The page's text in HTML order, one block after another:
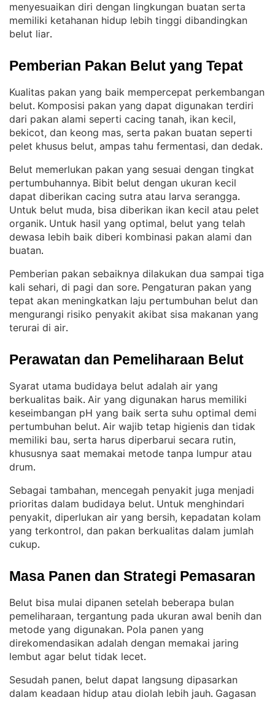
menyesuaikan diri dengan lingkungan buatan serta
memiliki ketahanan hidup lebih tinggi dibandingkan
belut liar.
Pemberian Pakan Belut yang Tepat
Kualitas pakan yang baik mempercepat perkembangan
belut. Komposisi pakan yang dapat digunakan terdiri
dari pakan alami seperti cacing tanah, ikan kecil,
bekicot, dan keong mas, serta pakan buatan seperti
pelet khusus belut, ampas tahu fermentasi, dan dedak.
Belut memerlukan pakan yang sesuai dengan tingkat
pertumbuhannya. Bibit belut dengan ukuran kecil
dapat diberikan cacing sutra atau larva serangga
Untuk belut muda, bisa diberikan ikan kecil atau pelet
organik. Untuk hasil yang optimal, belut yang telah
dewasa lebih baik diberi kombinasi pakan alami dan
buatan.
Pemberian pakan sebaiknya dilakukan dua sampai tiga
kali sehari, di pagi dan sore. Pengaturan pakan yang
tepat akan meningkatkan laju pertumbuhan belut dan
mengurangi risiko penyakit akibat sisa makanan yang
terurai di air.
Perawatan dan Pemeliharaan Belut
Syarat utama budidaya belut adalah air yang
berkualitas baik. Air yang digunakan harus memiliki
keseimbangan pH yang baik serta suhu optimal demi
pertumbuhan belut. Air wajib tetap higienis dan tidak
memiliki bau, serta harus diperbarui secara rutin,
khususnya saat memakai metode tanpa lumpur atau
drum.
Sebagai tambahan, mencegah penyakit juga menjadi
prioritas dalam budidaya belut. Untuk menghindari
penyakit, diperlukan air yang bersih, kepadatan kolam
yang terkontrol, dan pakan berkualitas dalam jumlah
cukup.
Masa Panen dan Strategi Pemasaran
Belut bisa mulai dipanen setelah beberapa bulan
pemeliharaan, tergantung pada ukuran awal benih dan
metode yang digunakan. Pola panen yang
direkomendasikan adalah dengan memakai jaring
lembut agar belut tidak lecet.
Sesudah panen, belut dapat langsung dipasarkan
dalam keadaan hidup atau diolah lebih jauh. Gagasan